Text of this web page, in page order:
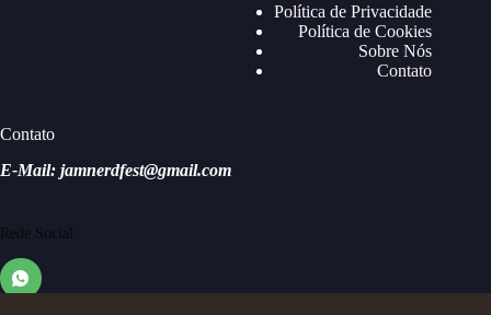
Política de Privacidade
Política de Cookies
Sobre Nós
Contato
Contato
E-Mail: jamnerdfest@gmail.com
Rede Social